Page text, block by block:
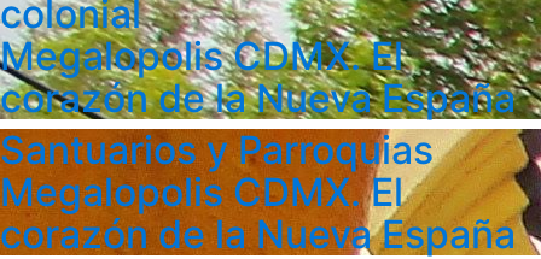
colonial
Megalopolis CDMX. El
corazón de la Nueva España
Santuarios y Parroquias
Megalopolis CDMX. El
corazón de la Nueva España